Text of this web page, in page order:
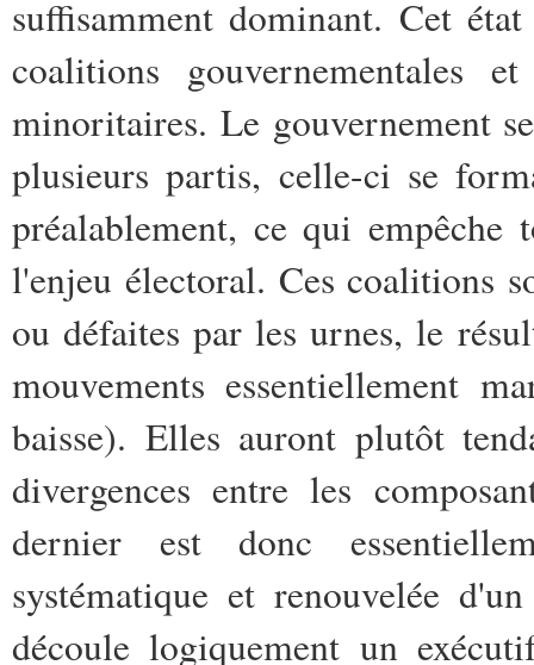
suffisamment dominant. Cet
coalitions gouvernementales
minoritaires. Le gouvernement
plusieurs partis, celle-ci se
préalablement, ce qui
l'enjeu électoral. Ces coalitions
ou défaites par les urnes, le
mouvements essentiellement
baisse). Elles auront plutôt
divergences entre les
dernier est donc
systématique et renouvelée
découle logiquement un